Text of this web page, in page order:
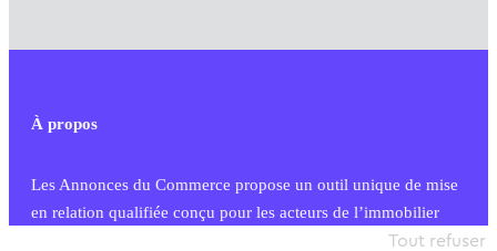
À propos
Les Annonces du Commerce propose un outil unique de mise
en relation qualifiée conçu pour les acteurs de l’immobilier
commercial et les collectivités territoriales, simple et intégrant
Tout refuser